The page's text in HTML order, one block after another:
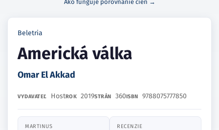
Ako funguje porovnanie cien →
Beletria
Americká válka
Omar El Akkad
VYDAVATEĽ HostROK 2019STRÁN 360ISBN 9788075777850
MARTINUS RECENZIE